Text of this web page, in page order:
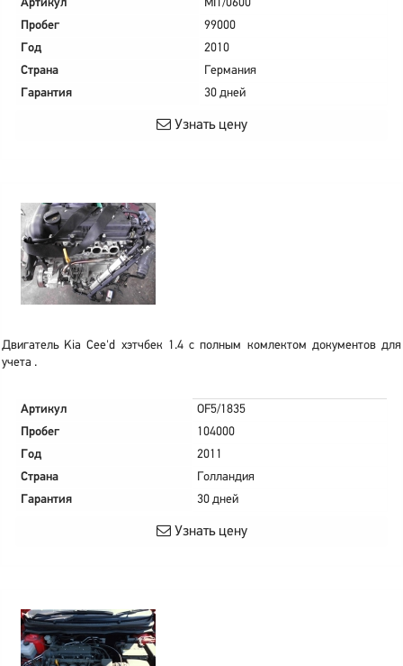
Артикул
MI1/0600
Пробег
99000
Год
2010
Страна
Германия
Гарантия
30 дней
Узнать цену
Двигатель Kia Cee'd хэтчбек 1.4 с полным комлектом документов для
учета .
Артикул
OF5/1835
Пробег
104000
Год
2011
Страна
Голландия
Гарантия
30 дней
Узнать цену